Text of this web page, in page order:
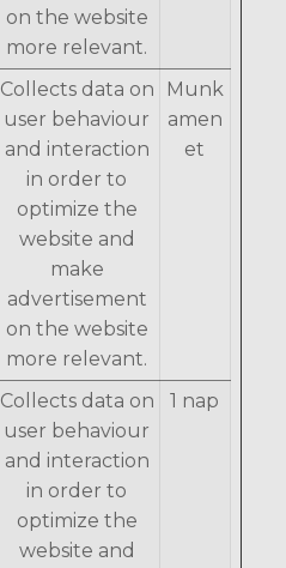
on the website
more relevant.
Collects data on
user behaviour
and interaction
in order to
optimize the
website and
make
advertisement
on the website
more relevant.
Munk
amen
et
Collects data on
user behaviour
and interaction
in order to
optimize the
website and
1 nap